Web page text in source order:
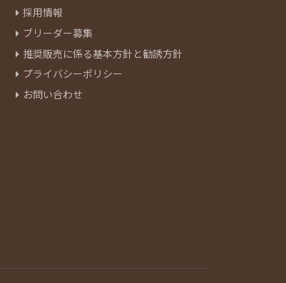
採用情報
ブリーダー募集
推奨販売に係る基本方針と勧誘方針
プライバシーポリシー
お問い合わせ